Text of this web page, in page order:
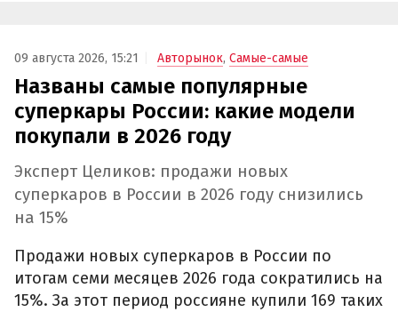
09 августа 2026, 15:21 Авторынок, Самые-самые
Названы самые популярные
суперкары России: какие модели
покупали в 2026 году
Эксперт Целиков: продажи новых
суперкаров в России в 2026 году снизились
на 15%
Продажи новых суперкаров в России по
итогам семи месяцев 2026 года сократились на
15%. За этот период россияне купили 169 таких